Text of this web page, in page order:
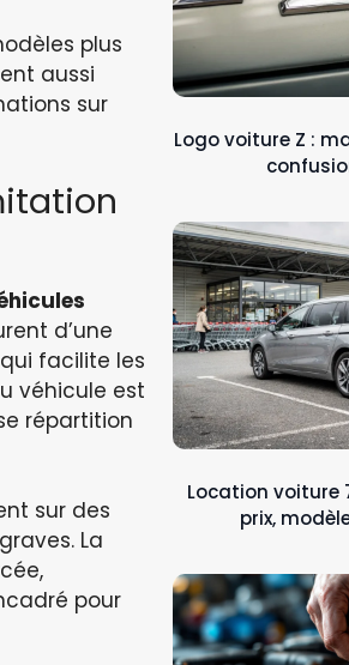
plus
aussi
sur
d’une
facilite les
véhicule est
répartition
sur des
La
pour
Logo voiture Z :
Location voiture
prix,